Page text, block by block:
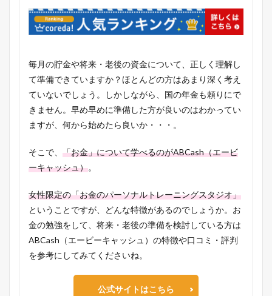
毎月の貯金や将来・老後の資金について、正しく理解し
て準備できていますか？ほとんどの方はあまり深く考え
ていないでしょう。しかしながら、国の年金も頼りにで
きません。早め早めに準備した方が良いのはわかってい
ますが、何から始めたら良いか・・・。
そこで、 「お金」について学べるのがABCash（エービ
ーキャッシュ）。
女性限定の「お金のパーソナルトレーニングスタジオ」
ということですが、どんな特徴があるのでしょうか。お
金の勉強をして、将来・老後の準備を検討している方は
ABCash（エービーキャッシュ）の特徴や口コミ・評判
を参考にしてみてくださいね。
公式サイトはこちら